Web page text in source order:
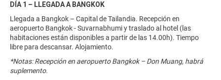
DÍA 1 – LLEGADA A BANGKOK
Llegada a Bangkok – Capital de Tailandia. Recepción en
aeropuerto Bangkok - Suvarnabhumi y traslado al hotel (las
habitaciones están disponibles a partir de las 14.00h). Tiempo
libre para descansar. Alojamiento.
*Notas: Recepción en aeropuerto Bangkok – Don Muang, habrá
suplemento.